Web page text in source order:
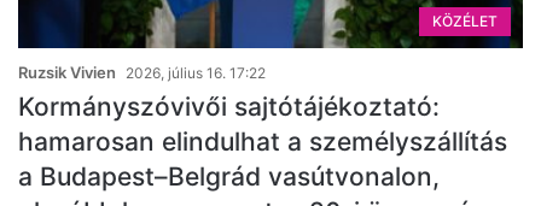
KÖZÉLET
Ruzsik Vivien 2026, július 16. 17:22
Kormányszóvivői sajtótájékoztató:
hamarosan elindulhat a személyszállítás
a Budapest–Belgrád vasútvonalon,